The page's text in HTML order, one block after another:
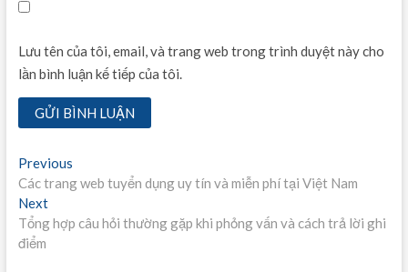
Lưu tên của tôi, email, và trang web trong trình duyệt này cho
lần bình luận kế tiếp của tôi.
Điều
hướng
bài
viết
PreviousPrevious
post:
Các trang web tuyển dụng uy tín và miễn phí tại Việt Nam
NextNext
post:
Tổng hợp câu hỏi thường gặp khi phỏng vấn và cách trả lời ghi
điểm